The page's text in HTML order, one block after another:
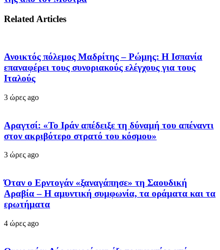
Related Articles
Ανοικτός πόλεμος Μαδρίτης – Ρώμης: Η Ισπανία
επαναφέρει τους συνοριακούς ελέγχους για τους
Ιταλούς
3 ώρες ago
Αραγτσί: «Το Ιράν απέδειξε τη δύναμή του απέναντι
στον ακριβότερο στρατό του κόσμου»
3 ώρες ago
Όταν ο Ερντογάν «ξαναγάπησε» τη Σαουδική
Αραβία – Η αμυντική συμφωνία, τα οράματα και τα
ερωτήματα
4 ώρες ago